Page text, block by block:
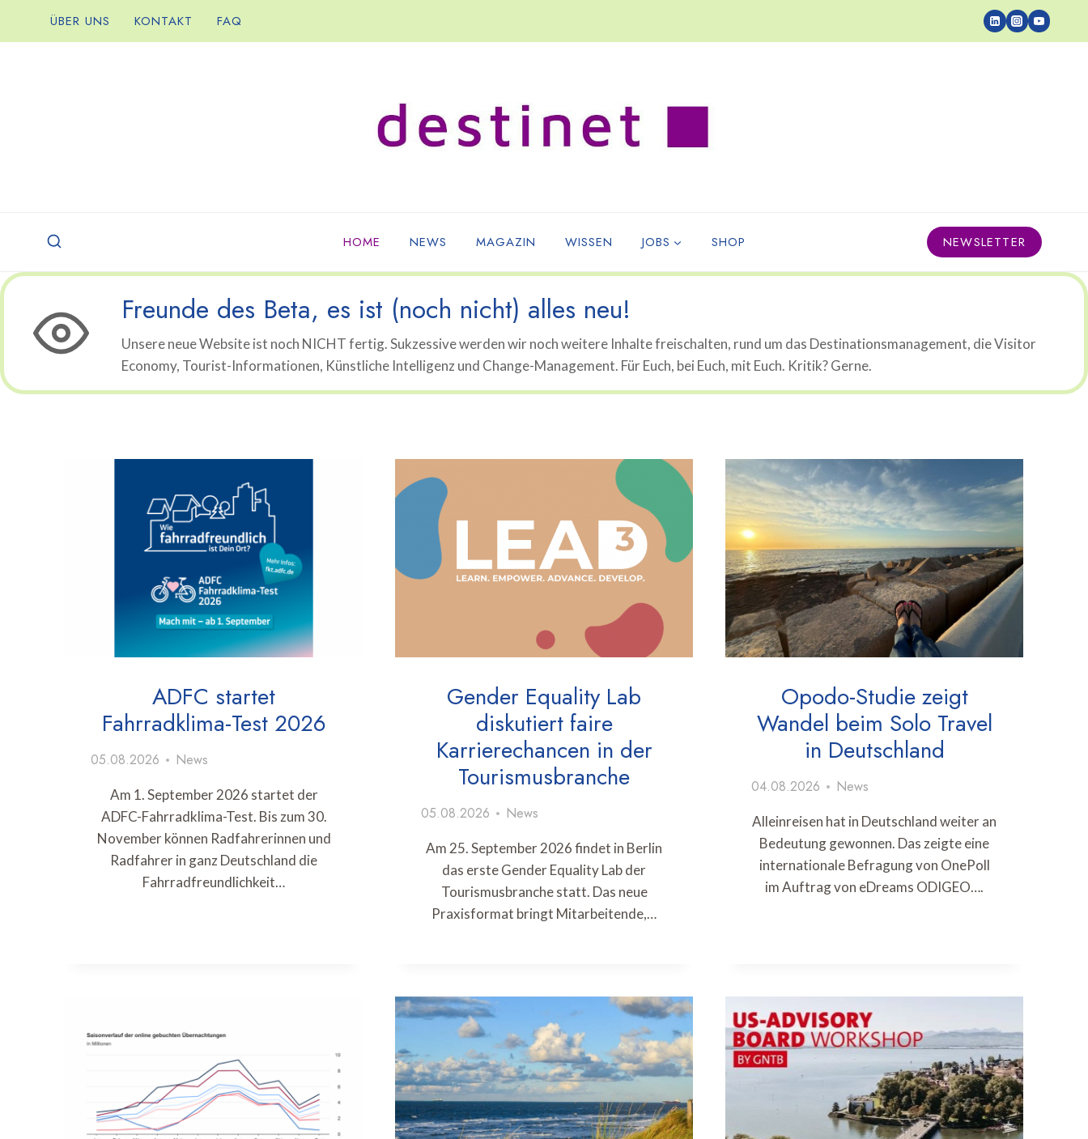
ÜBER UNS KONTAKT FAQ
HOME NEWS MAGAZIN WISSEN JOBS SHOP NEWSLETTER
Freunde des Beta, es ist (noch nicht) alles neu!
Unsere neue Website ist noch NICHT fertig. Sukzessive werden wir noch weitere Inhalte freischalten, rund um das Destinationsmanagement, die Visitor
Economy, Tourist-Informationen, Künstliche Intelligenz und Change-Management. Für Euch, bei Euch, mit Euch. Kritik? Gerne.
ADFC startet
Fahrradklima-Test 2026
05.08.2026 News
Am 1. September 2026 startet der
ADFC-Fahrradklima-Test. Bis zum 30.
November können Radfahrerinnen und
Radfahrer in ganz Deutschland die
Fahrradfreundlichkeit…
Gender Equality Lab
diskutiert faire
Karrierechancen in der
Tourismusbranche
05.08.2026 News
Am 25. September 2026 findet in Berlin
das erste Gender Equality Lab der
Tourismusbranche statt. Das neue
Praxisformat bringt Mitarbeitende,…
Opodo-Studie zeigt
Wandel beim Solo Travel
in Deutschland
04.08.2026 News
Alleinreisen hat in Deutschland weiter an
Bedeutung gewonnen. Das zeigte eine
internationale Befragung von OnePoll
im Auftrag von eDreams ODIGEO….